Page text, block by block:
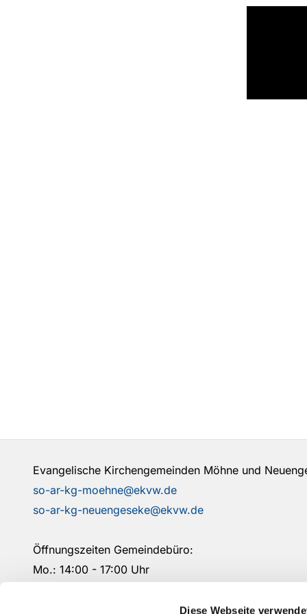
Diese Webseite
Evangelische Kirchengemeinden Möhne und
so-ar-kg-moehne@ekvw.de
so-ar-kg-neuengeseke@ekvw.de
Öffnungszeiten Gemeindebüro:
Mo.: 14:00 - 17:00 Uhr